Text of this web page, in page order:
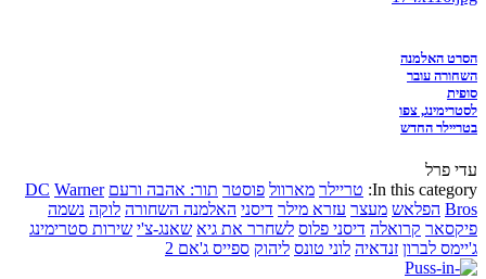
הסרט האלמנה
השחורה עובר
סופית
לסטרימינג, צפו
בטריילר החדש
עדי פרל
In this category: טריילר מארוול פוסטר תור: אהבה ורעם DC Warner
Bros הפלאש מעצר עזרא מילר דיסני האלמנה השחורה לוקה נשמה
פיקסאר קרואלה דיסני פלוס לשחרר את גיא שאנג-צ'י שירות סטרימינג
ג'יימס לברון זנדאיה לוני טונס ליהוק ספייס ג'אם 2